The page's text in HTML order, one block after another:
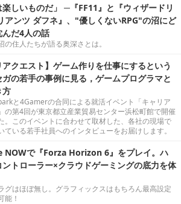
楽しいものだ」 ─『FF11』と『ウィザードリ
アンツ ダフネ』、"優しくないRPG"の沼にど
んだ4人の話
の住人たちが語る奥深さとは。
アクエスト】ゲーム作りを仕事にするという
ガの若手の事例に見る，ゲームプログラマと
方
と4Gamerの合同による就活イベント「キャリア
の第4回が東京都立産業貿易センター浜松町館で開催
。このイベントに合わせて取材した、各社の現場で
ている若手社員へのインタビューをお届けします。
NOWで『Forza Horizon 6』をプレイ。ハ
ントローラー×クラウドゲーミングの底力を体
グはほぼ無し。グラフィックスはもちろん最高設定
能！